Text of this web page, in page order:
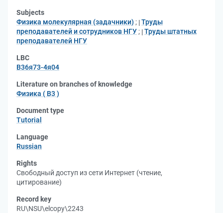
Subjects
Физика молекулярная (задачники) ; Труды
преподавателей и сотрудников НГУ ; Труды штатных
преподавателей НГУ
LBC
В36я73-4я04
Literature on branches of knowledge
Физика ( В3 )
Document type
Tutorial
Language
Russian
Rights
Свободный доступ из сети Интернет (чтение,
цитирование)
Record key
RU\NSU\elcopy\2243